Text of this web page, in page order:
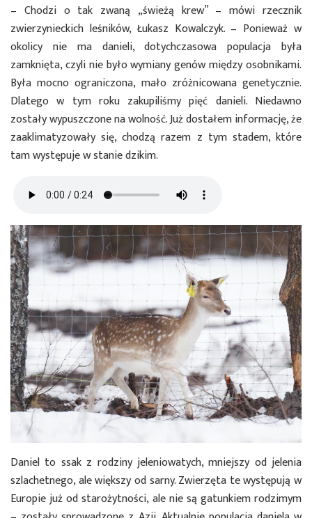
– Chodzi o tak zwaną „świeżą krew” – mówi rzecznik
zwierzynieckich leśników, Łukasz Kowalczyk. – Ponieważ w
okolicy nie ma danieli, dotychczasowa populacja była
zamknięta, czyli nie było wymiany genów między osobnikami.
Była mocno ograniczona, mało zróżnicowana genetycznie.
Dlatego w tym roku zakupiliśmy pięć danieli. Niedawno
zostały wypuszczone na wolność. Już dostałem informację, że
zaaklimatyzowały się, chodzą razem z tym stadem, które
tam występuje w stanie dzikim.
Daniel to ssak z rodziny jeleniowatych, mniejszy od jelenia
szlachetnego, ale większy od sarny. Zwierzęta te występują w
Europie już od starożytności, ale nie są gatunkiem rodzimym